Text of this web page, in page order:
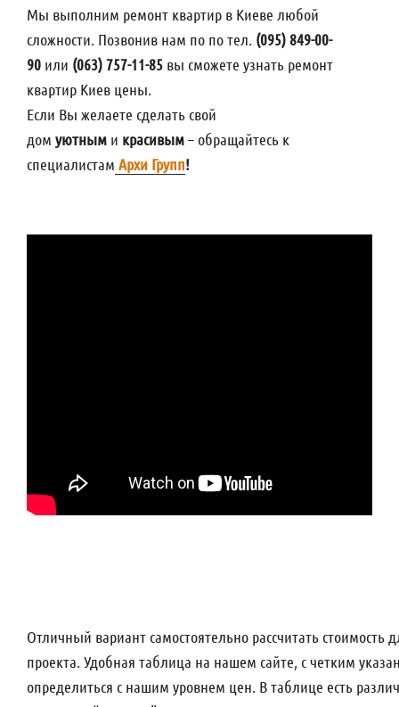
Мы выполним ремонт квартир в Киеве любой
сложности. Позвонив нам по по тел. (095) 849-00-
90 или (063) 757-11-85 вы сможете узнать ремонт
квартир Киев цены.
Если Вы желаете сделать свой
дом уютным и красивым– обращайтесь к
специалистам Архи Групп!
Отличный вариант самостоятельно рассчитать стоимость
проекта. Удобная таблица на нашем сайте, с четким
определиться с нашим уровнем цен. В таблице есть